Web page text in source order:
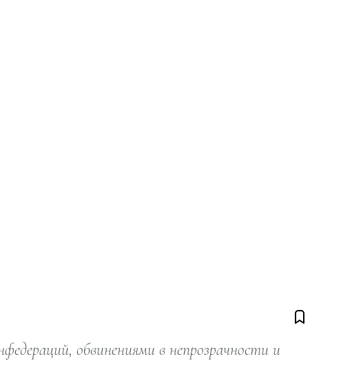
обвинениями в непрозрачности и